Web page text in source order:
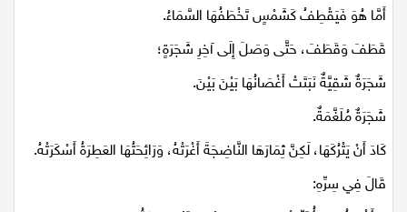
أَمَّا هُوَ فَيَقْطِفُ كَشَمْسٍ تَخْطَفُهَا السَّمَاءُ.
قَطَفَ وَقَطَفَ، حَتَّى وَصَلَ إِلَى آخِرِ شَجَرَةٍ؛
شَجَرَةٌ شَقِيَّةٌ نَبَتَتْ أَغْصَانُهَا بَيْنَ بَيْنَ.
شَجَرَةٌ مُلَغَّمَةٌ.
كَادَ أَنْ يَتْرُكَهَا، لَكِنَّ ثِمَارَهَا النَّاضِجَةَ أَغْرَتْهُ، وَرَائِحَتُهَا العَطِرَةُ أَسْكَرَتْهُ.
قَالَ فِي سِرِّهِ: